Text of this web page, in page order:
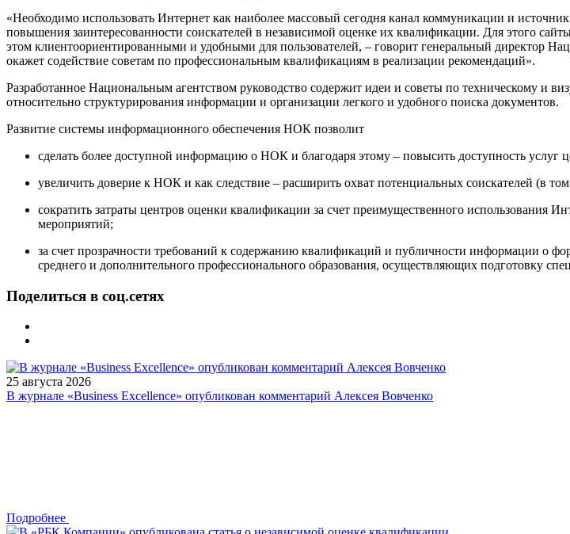
«Необходимо использовать Интернет как наиболее массовый сегодня канал коммуникации и
повышения заинтересованности соискателей в независимой оценке их квалификации. Для этого
этом клиентоориентированными и удобными для пользователей, – говорит генеральный директор
окажет содействие советам по профессиональным квалификациям в реализации рекомендаций».
Разработанное Национальным агентством руководство содержит идеи и советы по техническому
относительно структурирования информации и организации легкого и удобного поиска документов.
Развитие системы информационного обеспечения НОК позволит
сделать более доступной информацию о НОК и благодаря этому – повысить доступность услуг
увеличить доверие к НОК и как следствие – расширить охват потенциальных соискателей (в
сократить затраты центров оценки квалификации за счет преимущественного
мероприятий;
за счет прозрачности требований к содержанию квалификаций и публичности информации о
среднего и дополнительного профессионального образования, осуществляющих подготовку
Поделиться в соц.сетях
25 августа 2026
В журнале «Business Excellence» опубликован комментарий Алексея Вовченко
Подробнее